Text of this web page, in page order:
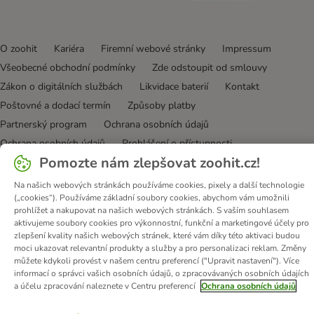
O zoohit Kariéra Firemní webové stránky
Impressum
Všeobecné obchodní podmínky
Zde odstoupit od smlouvy
Zákon o digitálních službách
Likvidace baterií
Kontakt
Poštovné a dodací termín
Způsoby platby
Partnerský program
Ochrana osobních údajů
Ochrana osobních údajů
Prohlášení o přístupnosti
© zooplus SE2026
Pomozte nám zlepšovat zoohit.cz!
Na našich webových stránkách používáme cookies, pixely a další technologie
(„cookies“). Používáme základní soubory cookies, abychom vám umožnili
prohlížet a nakupovat na našich webových stránkách. S vaším souhlasem
aktivujeme soubory cookies pro výkonnostní, funkční a marketingové účely pro
zlepšení kvality našich webových stránek, které vám díky této aktivaci budou
moci ukazovat relevantní produkty a služby a pro personalizaci reklam. Změny
můžete kdykoli provést v našem centru preferencí ("Upravit nastavení"). Více
informací o správci vašich osobních údajů, o zpracovávaných osobních údajích
a účelu zpracování naleznete v Centru preferencí Ochrana osobních údajů